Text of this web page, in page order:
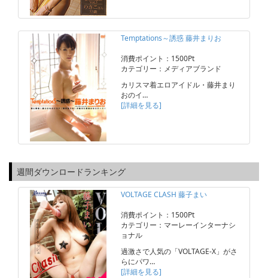
Temptations～誘惑 藤井まりお
消費ポイント：1500Pt
カテゴリー：メディアブランド
カリスマ着エロアイドル・藤井まり
おのイ…
[詳細を見る]
週間ダウンロードランキング
VOLTAGE CLASH 藤子まい
消費ポイント：1500Pt
カテゴリー：マーレーインターナシ
ョナル
過激さで人気の「VOLTAGE-X」がさ
らにパワ…
[詳細を見る]